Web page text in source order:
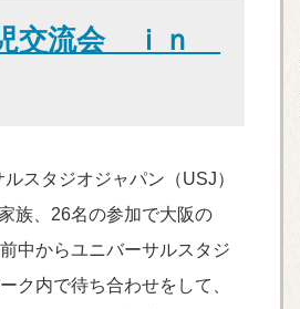
児交流会 ｉｎ
スタジオジャパン（USJ）
族、26名の参加で大阪の
中からユニバーサルスタジ
ク内で待ち合わせをして、